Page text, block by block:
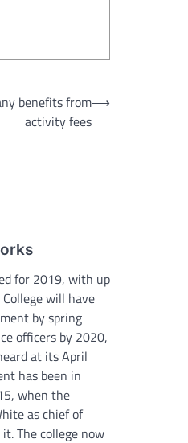
benefits from
activity fees
⟶
for 2019, with up
will have
by spring
officers by 2020,
at its April
has been in
when the
as chief of
The college now